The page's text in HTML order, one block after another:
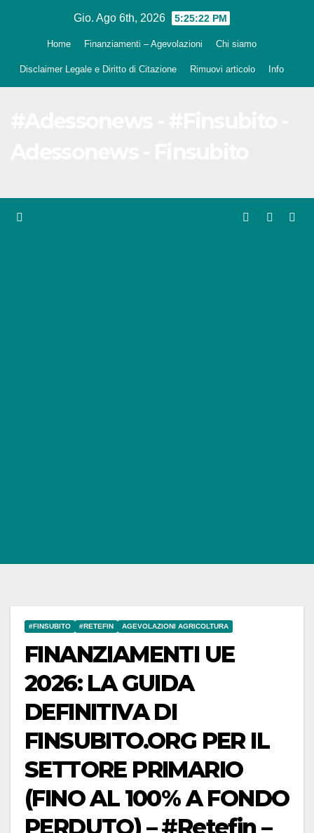
Gio. Ago 6th, 2026 5:25:23 PM
Home Finanziamenti – Agevolazioni Chi siamo
Disclaimer Legale e Diritto di Citazione Rimuovi articolo Info
#FINSUBITO #RETEFIN AGEVOLAZIONI AGRICOLTURA
FINANZIAMENTI UE
2026: LA GUIDA
DEFINITIVA DI
FINSUBITO.ORG PER IL
SETTORE PRIMARIO
(FINO AL 100% A FONDO
PERDUTO) – #Retefin –